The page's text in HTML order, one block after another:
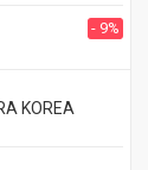
- 9%
KOREA